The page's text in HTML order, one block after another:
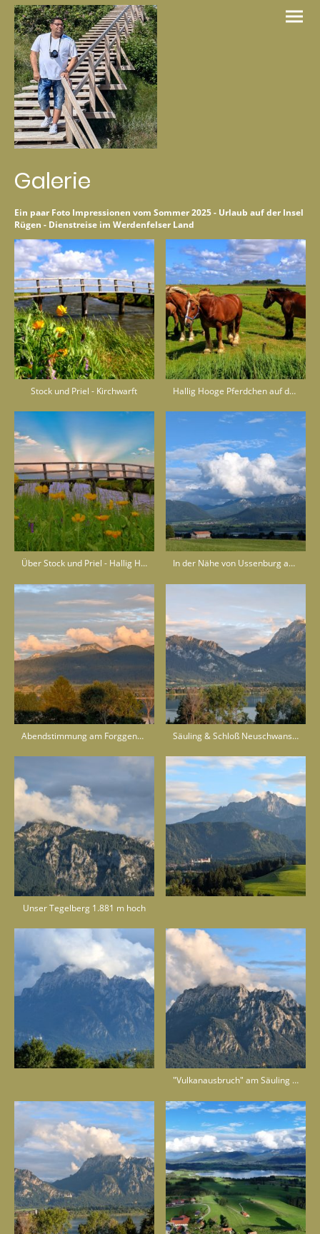
Galerie
Ein paar Foto Impressionen vom Sommer 2025 - Urlaub auf der Insel
Rügen - Dienstreise im Werdenfelser Land
Stock und Priel - Kirchwarft Hallig Hooge Pferdchen auf der Koppel. Im Hintergrund die Backenswarft und der Anleger von Hooge
Über Stock und Priel - Hallig Hooge - Nordsee In der Nähe von Ussenburg am Forggensee
Abendstimmung am Forggensee Säuling & Schloß Neuschwanstein
Unser Tegelberg 1.881 m hoch
"Vulkanausbruch" am Säuling ;-)